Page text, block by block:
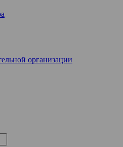
организации